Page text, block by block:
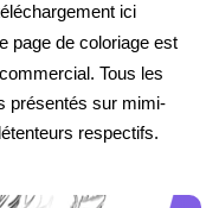
ici
page de coloriage est
Tous les
présentés sur mimi-
respectifs.